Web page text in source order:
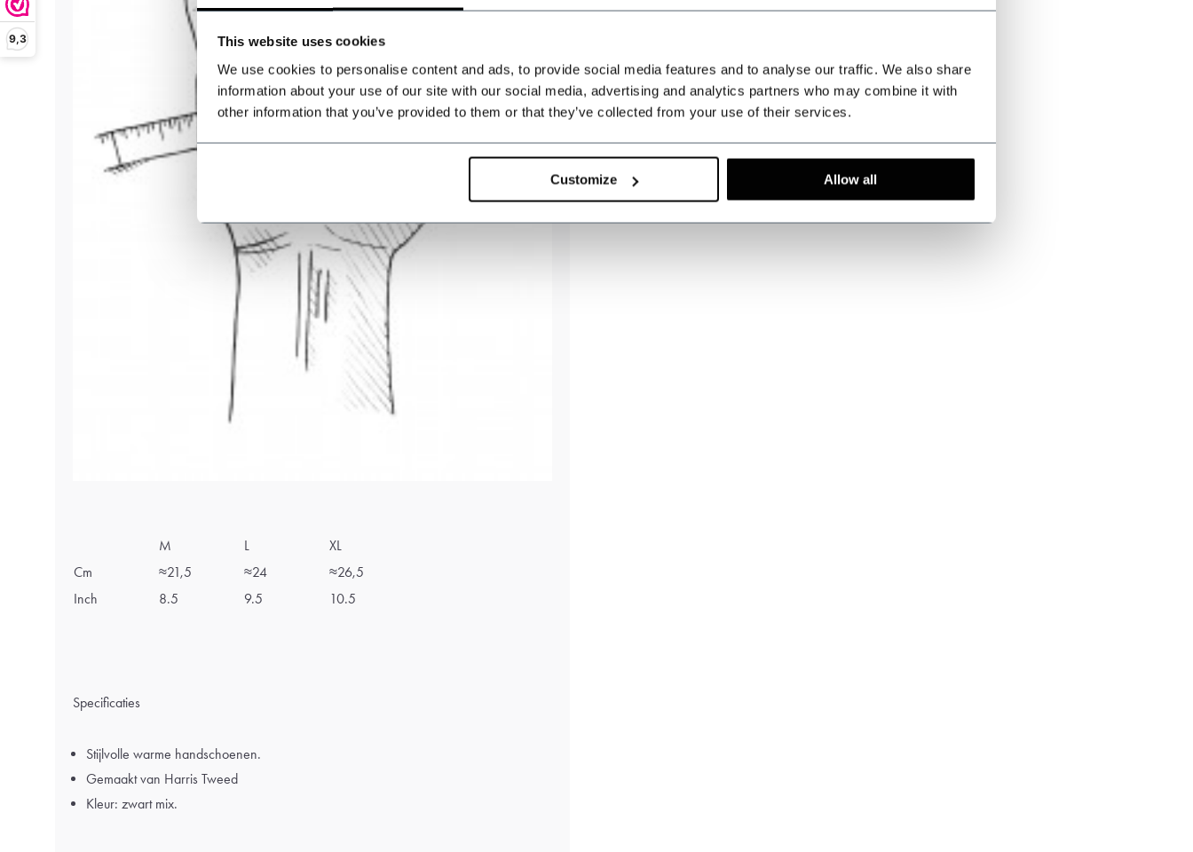
This website uses cookies
We use cookies to personalise content and ads, to provide social media features and to analyse our traffic. We also share
information about your use of our site with our social media, advertising and analytics partners who may combine it with
other information that you’ve provided to them or that they’ve collected from your use of their services.
Customize Allow all
9,3
M L
XL
Cm
≈21,5 ≈24
≈26,5
Inch
8.5 9.5 10.5
Specificaties
Stijlvolle warme handschoenen.
Gemaakt van Harris Tweed
Kleur: zwart mix.